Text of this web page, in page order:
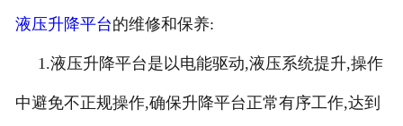
企业实力
液压升降平台的维修和保养:
1.液压升降平台是以电能驱动,液压系统提升,操作
中避免不正规操作,确保升降平台正常有序工作,达到